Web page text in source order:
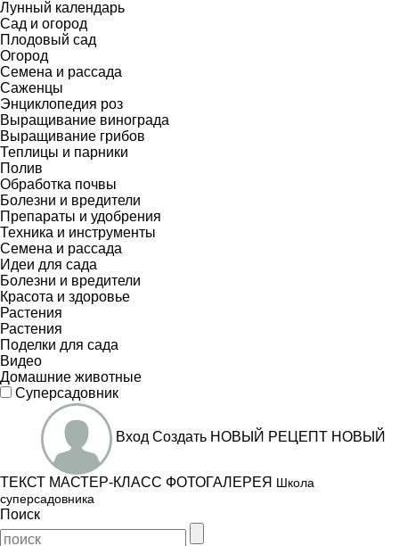
Лунный календарь
Сад и огород
Плодовый сад
Огород
Семена и рассада
Саженцы
Энциклопедия роз
Выращивание винограда
Выращивание грибов
Теплицы и парники
Полив
Обработка почвы
Болезни и вредители
Препараты и удобрения
Техника и инструменты
Семена и рассада
Идеи для сада
Болезни и вредители
Красота и здоровье
Растения
Растения
Поделки для сада
Видео
Домашние животные
Суперсадовник
Вход Создать НОВЫЙ РЕЦЕПТ НОВЫЙ
ТЕКСТ МАСТЕР-КЛАСС ФОТОГАЛЕРЕЯ Школа
суперсадовника
Поиск